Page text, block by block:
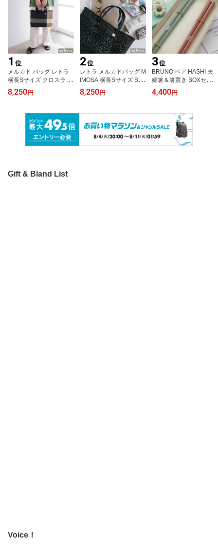
1 位
メルカド バッグ レトラ
横長Sサイズ クロスライ
ン ブラック CROSS LIN
E SHORT Letra チャーム
8,250 円
2位
レトラ メルカドバッグ M
IMOSA 横長Sサイズ SH
ORT ブラック
8,250 円
3位
BRUNO ペア HASHI 夫
婦箸＆箸置き BOXセット
日本製 ピンクxブルー 八
角箸 結婚祝い 新生活 御
4,400 円
Gift & Bland List
Voice！